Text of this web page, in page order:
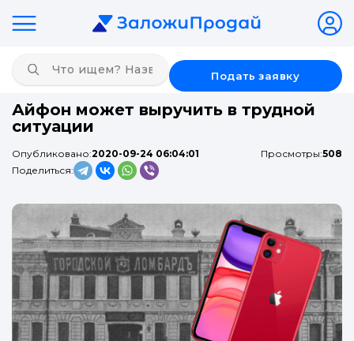
Подать заявку
Айфон может выручить в трудной
ситуации
Опубликовано:2020-09-24 06:04:01 Просмотры:508
Поделиться: